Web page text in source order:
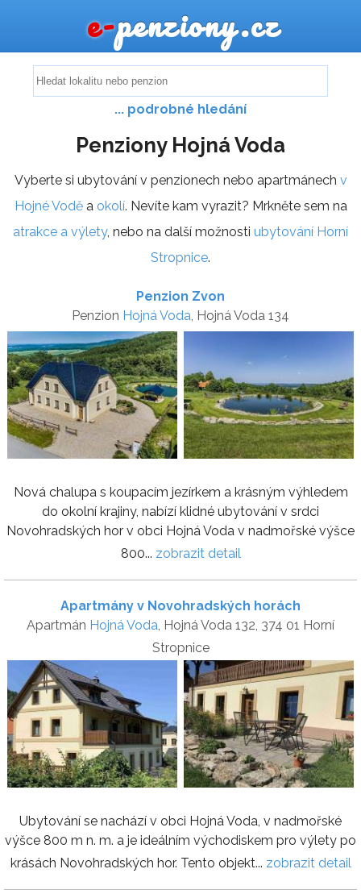
e-penziony.cz
... podrobné hledání
Penziony Hojná Voda
Vyberte si ubytování v penzionech nebo apartmánech v
Hojné Voděa okolí. Nevíte kam vyrazit? Mrkněte sem na
atrakce a výlety, nebo na další možnosti ubytování Horní
Stropnice.
Penzion Zvon
Penzion Hojná Voda , Hojná Voda 134
Nová chalupa s koupacím jezírkem a krásným výhledem
do okolní krajiny, nabízí klidné ubytování v srdci
Novohradských hor v obci Hojná Voda v nadmořské výšce
800... zobrazit detail
Apartmány v Novohradských horách
Apartmán Hojná Voda, Hojná Voda 132, 374 01 Horní
Stropnice
Ubytování se nachází v obci Hojná Voda, v nadmořské
výšce 800 m n. m. a je ideálním východiskem pro výlety po
krásách Novohradských hor. Tento objekt... zobrazit detail